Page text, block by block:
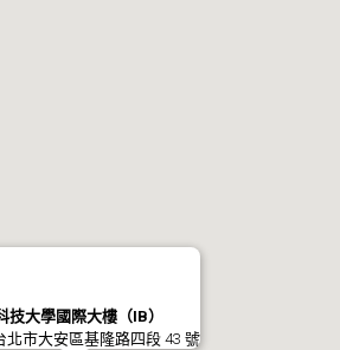
技大學國際大樓（IB）
北市大安區基隆路四段 43 號